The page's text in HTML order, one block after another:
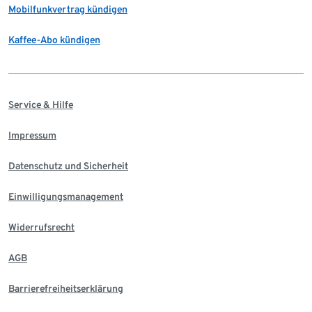
Mobilfunkvertrag kündigen
Kaffee-Abo kündigen
Service & Hilfe
Impressum
Datenschutz und Sicherheit
Einwilligungsmanagement
Widerrufsrecht
AGB
Barrierefreiheitserklärung